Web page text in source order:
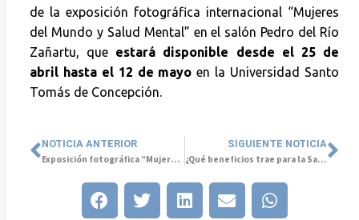
de la exposición fotográfica internacional “Mujeres
del Mundo y Salud Mental” en el salón Pedro del Río
Zañartu, que estará disponible desde el 25 de
abril hasta el 12 de mayoen la Universidad Santo
Tomás de Concepción.
NOTICIA ANTERIOR
Exposición fotográfica “Mujeres del Mundo y Salud Mental” se presenta en el Palacio Tribunales de Concepción
SIGUIENTE NOTICIA
¿Qué beneficios trae para la Salud Mental la reducción de la jornada laboral a 40 horas?